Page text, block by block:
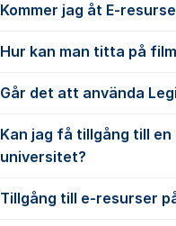
Kommer jag åt E-
Hur kan man titta på
Går det att använda
Kan jag få tillgång till
universitet?
Tillgång till e-resurser